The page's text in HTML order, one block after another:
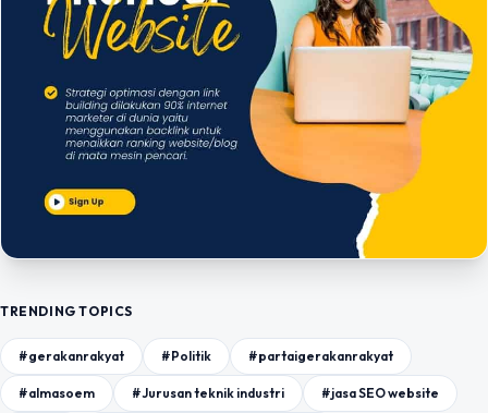
TRENDING TOPICS
#gerakanrakyat #Politik #partaigerakanrakyat
#almasoem #Jurusan teknik industri #jasa SEO website